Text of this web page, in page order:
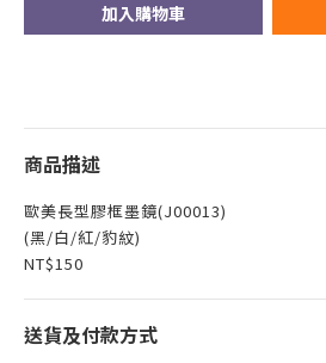
加入購物車
商品描述
歐美長型膠框墨鏡(J00013)
(黑/白/紅/豹紋)
NT$150
送貨及付款方式